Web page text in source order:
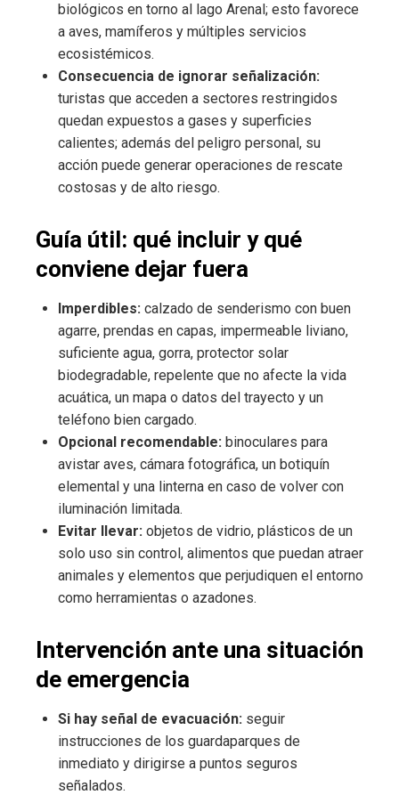
biológicos en torno al lago Arenal; esto favorece
a aves, mamíferos y múltiples servicios
ecosistémicos.
Consecuencia de ignorar señalización:
turistas que acceden a sectores restringidos
quedan expuestos a gases y superficies
calientes; además del peligro personal, su
acción puede generar operaciones de rescate
costosas y de alto riesgo.
Guía útil: qué incluir y qué
conviene dejar fuera
Imperdibles: calzado de senderismo con buen
agarre, prendas en capas, impermeable liviano,
suficiente agua, gorra, protector solar
biodegradable, repelente que no afecte la vida
acuática, un mapa o datos del trayecto y un
teléfono bien cargado.
Opcional recomendable: binoculares para
avistar aves, cámara fotográfica, un botiquín
elemental y una linterna en caso de volver con
iluminación limitada.
Evitar llevar: objetos de vidrio, plásticos de un
solo uso sin control, alimentos que puedan atraer
animales y elementos que perjudiquen el entorno
como herramientas o azadones.
Intervención ante una situación
de emergencia
Si hay señal de evacuación: seguir
instrucciones de los guardaparques de
inmediato y dirigirse a puntos seguros
señalados.